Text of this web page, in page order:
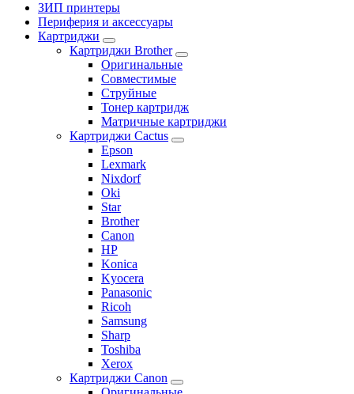
ЗИП принтеры
Периферия и аксессуары
Картриджи
Картриджи Brother
Оригинальные
Совместимые
Струйные
Тонер картридж
Матричные картриджи
Картриджи Cactus
Epson
Lexmark
Nixdorf
Oki
Star
Brother
Canon
HP
Konica
Kyocera
Panasonic
Ricoh
Samsung
Sharp
Toshiba
Xerox
Картриджи Canon